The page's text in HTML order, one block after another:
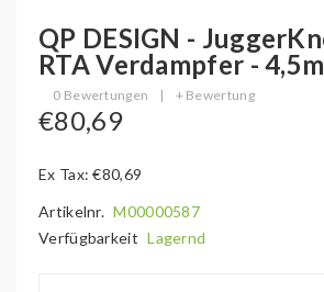
QP DESIGN -
RTA Verdampfer -
0 Bewertungen | + Bewertung
€80,69
Ex Tax: €80,69
Artikelnr. M00000587
Verfügbarkeit Lagernd